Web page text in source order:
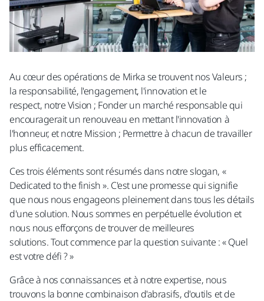
Au cœur des opérations de Mirka se trouvent nos Valeurs ;
la responsabilité, l'engagement, l'innovation et le
respect, notre Vision ; Fonder un marché responsable qui
encouragerait un renouveau en mettant l'innovation à
l'honneur, et notre Mission ; Permettre à chacun de travailler
plus efficacement.​
Ces trois éléments sont résumés dans notre slogan, «
Dedicated to the finish ». C'est une promesse qui signifie
que nous nous engageons pleinement dans tous les détails
d'une solution. Nous sommes en perpétuelle évolution et
nous nous efforçons de trouver de meilleures
solutions. Tout commence par la question suivante : « Quel
est votre défi ? »
Grâce à nos connaissances et à notre expertise, nous
trouvons la bonne combinaison d'abrasifs, d'outils et de